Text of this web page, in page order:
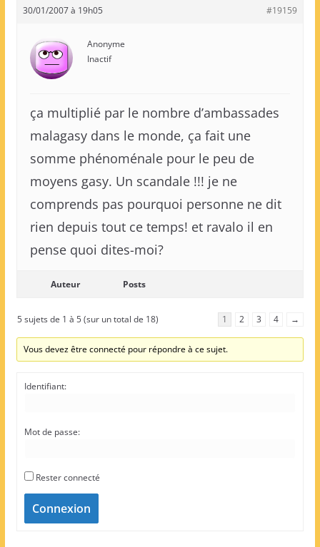
30/01/2007 à 19h05 #19159
Anonyme
Inactif
ça multiplié par le nombre d’ambassades
malagasy dans le monde, ça fait une
somme phénoménale pour le peu de
moyens gasy. Un scandale !!! je ne
comprends pas pourquoi personne ne dit
rien depuis tout ce temps! et ravalo il en
pense quoi dites-moi?
Auteur Posts
5 sujets de 1 à 5 (sur un total de 18) 1 2 3 4 →
Vous devez être connecté pour répondre à ce sujet.
Identifiant:
Mot de passe:
Rester connecté
Connexion